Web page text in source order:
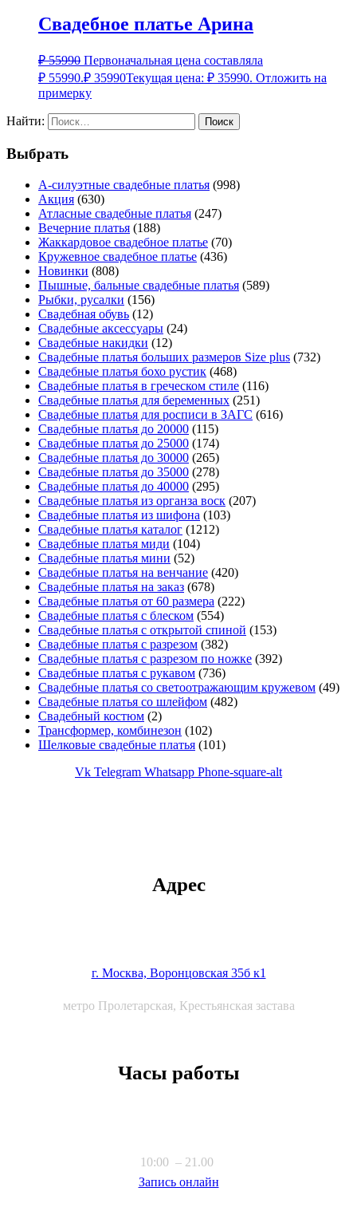
Свадебное платье Арина
₽55990 Первоначальная цена составляла
₽ 55990.₽ 35990Текущая цена: ₽ 35990. Отложить на
примерку
Найти:
Выбрать
А-силуэтные свадебные платья (998)
Акция (630)
Атласные свадебные платья (247)
Вечерние платья (188)
Жаккардовое свадебное платье (70)
Кружевное свадебное платье (436)
Новинки (808)
Пышные, бальные свадебные платья (589)
Рыбки, русалки (156)
Свадебная обувь (12)
Свадебные аксессуары (24)
Свадебные накидки (12)
Свадебные платья больших размеров Size plus (732)
Свадебные платья бохо рустик (468)
Свадебные платья в греческом стиле (116)
Свадебные платья для беременных (251)
Свадебные платья для росписи в ЗАГС (616)
Свадебные платья до 20000 (115)
Свадебные платья до 25000 (174)
Свадебные платья до 30000 (265)
Свадебные платья до 35000 (278)
Свадебные платья до 40000 (295)
Свадебные платья из органза воск (207)
Свадебные платья из шифона (103)
Свадебные платья каталог (1212)
Свадебные платья миди (104)
Свадебные платья мини (52)
Свадебные платья на венчание (420)
Свадебные платья на заказ (678)
Свадебные платья от 60 размера (222)
Свадебные платья с блеском (554)
Свадебные платья с открытой спиной (153)
Свадебные платья с разрезом (382)
Свадебные платья с разрезом по ножке (392)
Свадебные платья с рукавом (736)
Свадебные платья со светоотражающим кружевом (49)
Свадебные платья со шлейфом (482)
Свадебный костюм (2)
Трансформер, комбинезон (102)
Шелковые свадебные платья (101)
Vk Telegram Whatsapp Phone-square-alt
Адрес
г. Москва, Воронцовская 35б к1
метро Пролетарская, Крестьянская застава
Часы работы
10:00 – 21.00
Запись онлайн